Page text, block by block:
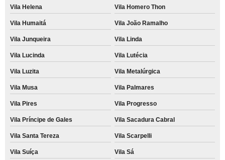
Vila Helena Vila Homero Thon
Vila Humaitá Vila João Ramalho
Vila Junqueira Vila Linda
Vila Lucinda Vila Lutécia
Vila Luzita Vila Metalúrgica
Vila Musa Vila Palmares
Vila Pires Vila Progresso
Vila Príncipe de Gales Vila Sacadura Cabral
Vila Santa Tereza Vila Scarpelli
Vila Suíça Vila Sá